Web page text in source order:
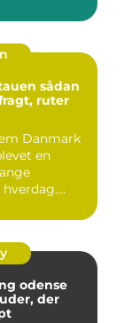
sådan
ruter
Danmark
en
odense
der